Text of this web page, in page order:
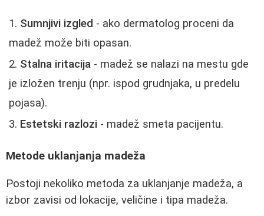
Sumnjivi izgled - ako dermatolog proceni da
madež može biti opasan.
Stalna iritacija - madež se nalazi na mestu gde
je izložen trenju (npr. ispod grudnjaka, u predelu
pojasa).
Estetski razlozi - madež smeta pacijentu.
Metode uklanjanja madeža
Postoji nekoliko metoda za uklanjanje madeža, a
izbor zavisi od lokacije, veličine i tipa madeža.